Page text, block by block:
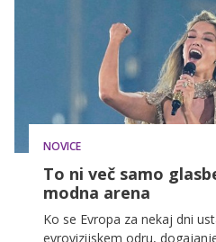
NOVICE
To ni več samo
modna arena
Ko se Evropa za nekaj dni
evrovizijskem odru,